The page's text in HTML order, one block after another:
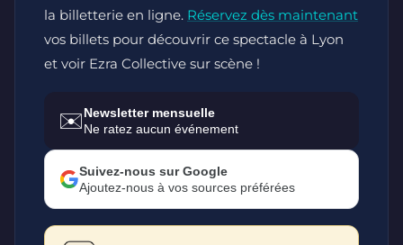
la billetterie en ligne. Réservez dès maintenant
vos billets pour découvrir ce spectacle à Lyon
et voir Ezra Collective sur scène !
✉️Newsletter mensuelle
Ne ratez aucun événement
Suivez-nous sur Google
Ajoutez-nous à vos sources préférées